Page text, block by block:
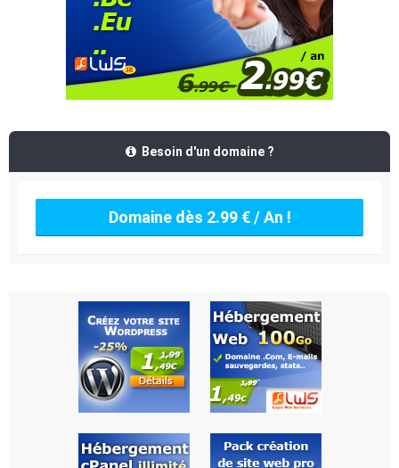
Besoin d'un domaine ?
Domaine dès 2.99 € / An !